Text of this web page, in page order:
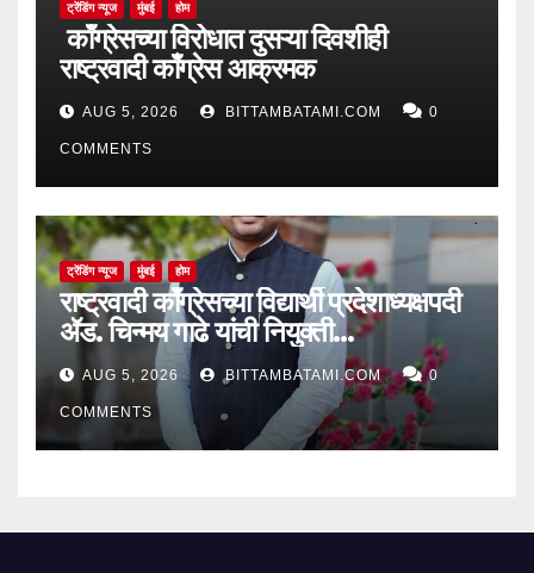
ट्रेंडिंग न्यूज मुंबई होम
काँग्रेसच्या विरोधात दुसऱ्या दिवशीही
राष्ट्रवादी काँग्रेस आक्रमक
AUG 5, 2026 BITTAMBATAMI.COM 0
COMMENTS
ट्रेंडिंग न्यूज मुंबई होम
राष्ट्रवादी काँग्रेसच्या विद्यार्थी प्रदेशाध्यक्षपदी
ॲड. चिन्मय गाढे यांची नियुक्ती…
AUG 5, 2026 BITTAMBATAMI.COM 0
COMMENTS